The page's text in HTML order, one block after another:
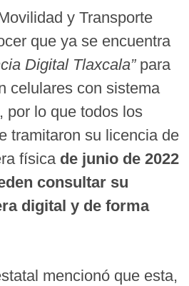
y Transporte
que ya se encuentra
Digital Tlaxcala”para
celulares con sistema
por lo que todos los
tramitaron su licencia de
física de junio de 2022
consultar su
digital y de forma
mencionó que esta,